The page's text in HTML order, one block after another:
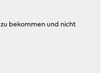
bekommen und nicht